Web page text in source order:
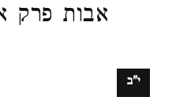
אבות פרק
י"ב